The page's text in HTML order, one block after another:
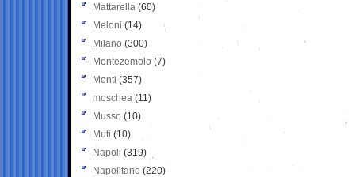
Mattarella (60)
Meloni (14)
Milano (300)
Montezemolo (7)
Monti (357)
moschea (11)
Musso (10)
Muti (10)
Napoli (319)
Napolitano (220)